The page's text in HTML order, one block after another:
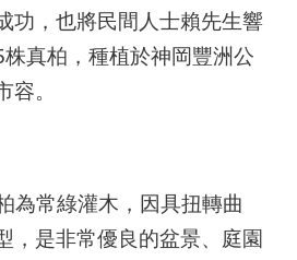
功，也將民間人士賴先生響
真柏，種植於神岡豐洲公
容。
為常綠灌木，因具扭轉曲
，是非常優良的盆景、庭園